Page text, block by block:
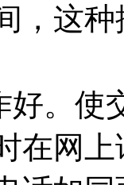
，这
。使
在网